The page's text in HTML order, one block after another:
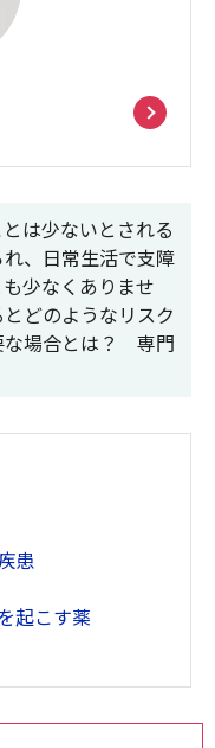
は少ないとされる
、日常生活で支障
少なくありませ
どのようなリスク
な場合とは？ 専門
患
起こす薬
査方法を解説
類の治療法